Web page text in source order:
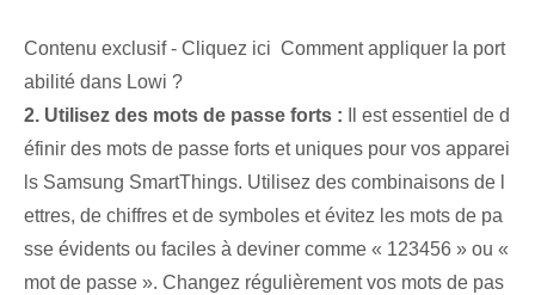
Contenu exclusif - Cliquez ici Comment appliquer la port
abilité dans Lowi ?
2. Utilisez des mots de passe forts : Il est essentiel de d
éfinir des mots de passe forts et uniques pour vos apparei
ls Samsung SmartThings. Utilisez des combinaisons de l
ettres, de chiffres et de symboles et évitez les mots de pa
sse évidents ou faciles à deviner comme « 123456 » ou «
mot de passe ». Changez régulièrement vos mots de pas